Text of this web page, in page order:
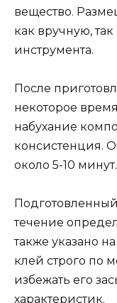
вещество.
как вручную,
инструмента.
После
некоторое
набухание
консистенция.
около 5-10 минут.
течение
также указано
клей строго по
избежать его
характеристик.